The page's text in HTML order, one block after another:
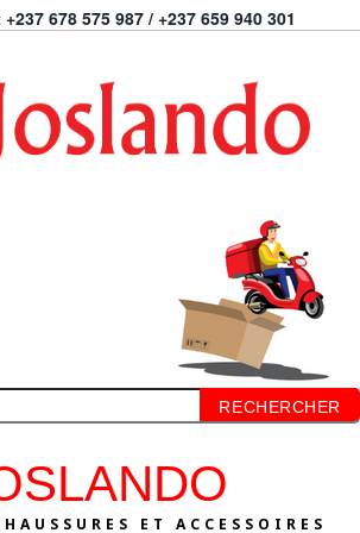
+237 678 575 987 / +237 659 940 301
RECHERCHER
ET ACCESSOIRES